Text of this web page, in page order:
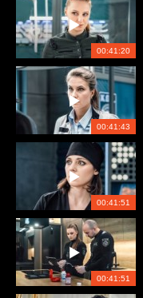
00:41:20
00:41:43
00:41:51
00:41:51